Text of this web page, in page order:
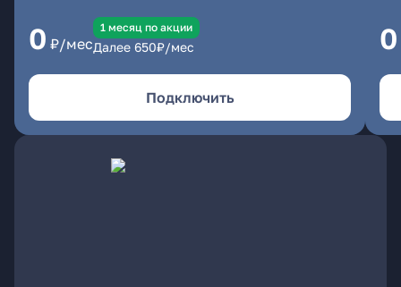
0 ₽/мес
1 месяц по акции
Далее 650₽/мес
Подключить
0